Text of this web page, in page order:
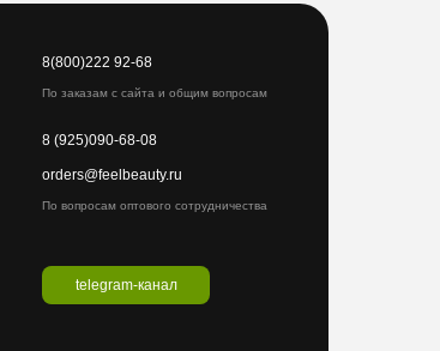
По вопросам оптового сотрудничества
8(800)222 92-68
8 (925)090-68-08
orders@feelbeauty.ru
По заказам с сайта и общим вопросам
telegram-канал